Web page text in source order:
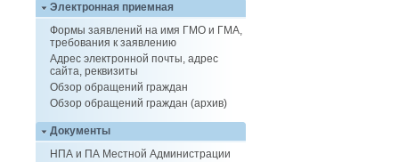
Электронная приемная
Формы заявлений на имя ГМО и ГМА,
требования к заявлению
Адрес электронной почты, адрес
сайта, реквизиты
Обзор обращений граждан
Обзор обращений граждан (архив)
Документы
НПА и ПА Местной Администрации